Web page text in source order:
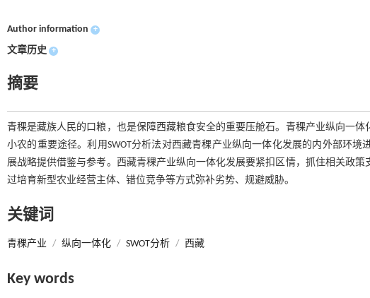
Author information +
文章历史 +
摘要
青稞是藏族人民的口粮，也是保障西藏粮食安全的重要压舱石。青稞产业纵向一
小农的重要途径。利用SWOT分析法对西藏青稞产业纵向一体化发展的内外部环
展战略提供借鉴与参考。西藏青稞产业纵向一体化发展要紧扣区情，抓住相关政
过培育新型农业经营主体、错位竞争等方式弥补劣势、规避威胁。
关键词
青稞产业 / 纵向一体化 / SWOT分析 / 西藏
Key words